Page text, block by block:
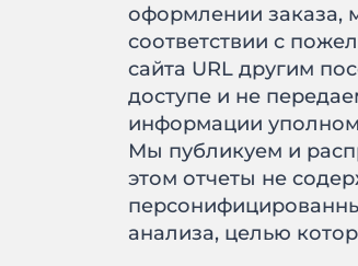
оформлении заказа,
соответствии с
сайта URL другим
доступе и не
информации
Мы публикуем и
этом отчеты не
анализа, целью